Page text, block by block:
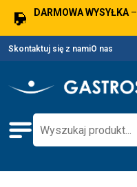
DARMOWA WYSYŁKA–
Skontaktuj się z namiO nas